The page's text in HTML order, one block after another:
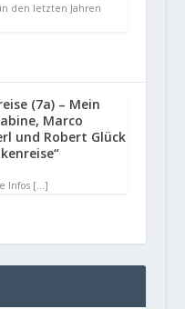
den letzten Jahren
(7a) – Mein
Marco
und Robert Glück
Infos […]